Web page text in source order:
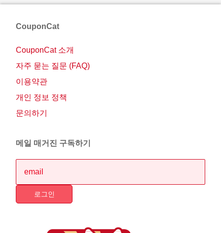
CouponCat
CouponCat 소개
자주 묻는 질문 (FAQ)
이용약관
개인 정보 정책
문의하기
메일 매거진 구독하기